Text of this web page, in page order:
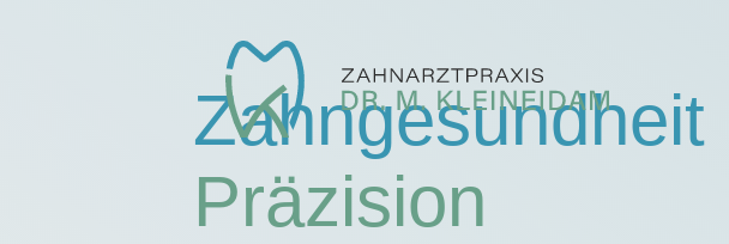
Zahngesundheit
Präzision